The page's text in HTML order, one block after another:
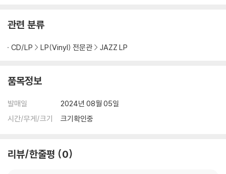
상을 요청할 수 있으며, 동영상이 없는 경우 반품/교환이 제한될 수 있습니
다.
관련 사진과 동영상 및 재생 기기 모델명을 첨부하여 첨부하여 고객센터에
가 어려우므로 신중한 구매를 부탁드립니다.
관련 분류
CD/LP LP(Vinyl) 전문관 JAZZ LP
품목정보
발매일
2024년 08월 05일
시간/무게/크기
크기확인중
리뷰/한줄평 0